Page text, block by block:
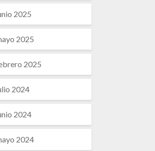
2025
2025
2025
2024
2024
2024